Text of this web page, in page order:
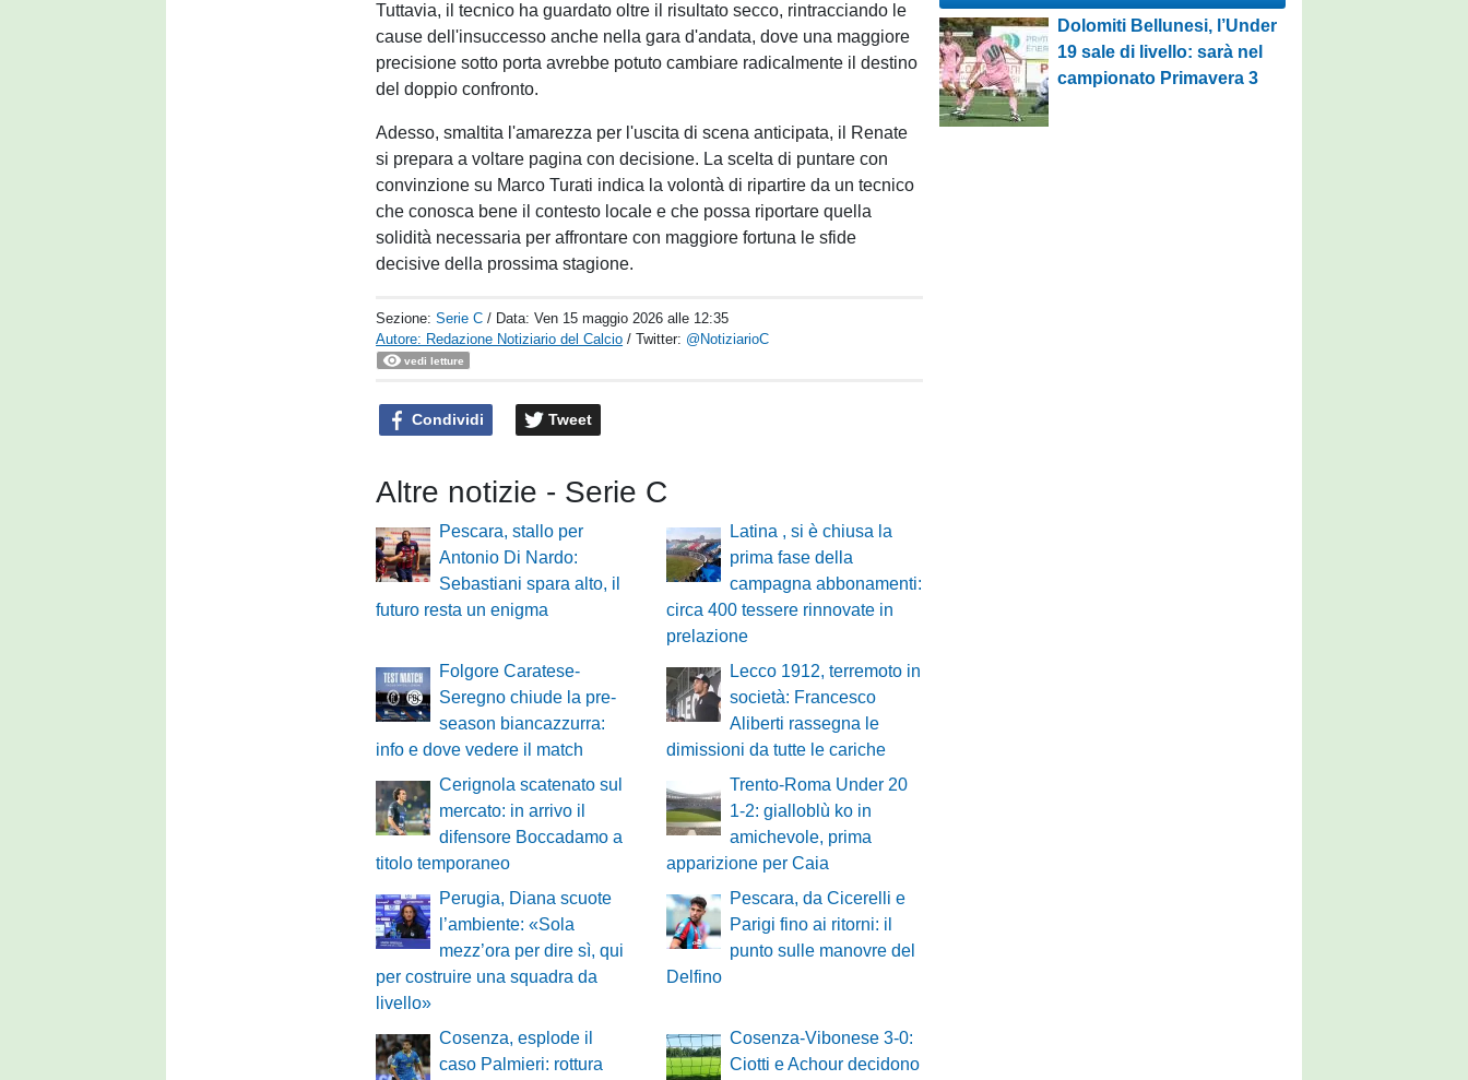
Tuttavia, il tecnico ha guardato oltre il risultato secco, rintracciando le
cause dell'insuccesso anche nella gara d'andata, dove una maggiore
precisione sotto porta avrebbe potuto cambiare radicalmente il destino
del doppio confronto.
Adesso, smaltita l'amarezza per l'uscita di scena anticipata, il Renate
si prepara a voltare pagina con decisione. La scelta di puntare con
convinzione su Marco Turati indica la volontà di ripartire da un tecnico
che conosca bene il contesto locale e che possa riportare quella
solidità necessaria per affrontare con maggiore fortuna le sfide
decisive della prossima stagione.
Sezione:Serie C / Data:Ven 15 maggio 2026 alle 12:35
Autore: Redazione Notiziario del Calcio / Twitter: @NotiziarioC
vedi letture
Condividi Tweet
Altre notizie - Serie C
Pescara, stallo per
Antonio Di Nardo:
Sebastiani spara alto, il
futuro resta un enigma
Latina , si è chiusa la
prima fase della
campagna abbonamenti:
circa 400 tessere rinnovate in
prelazione
Folgore Caratese-
Seregno chiude la pre-
season biancazzurra:
info e dove vedere il match
Lecco 1912, terremoto in
società: Francesco
Aliberti rassegna le
dimissioni da tutte le cariche
Cerignola scatenato sul
mercato: in arrivo il
difensore Boccadamo a
titolo temporaneo
Trento-Roma Under 20
1-2: gialloblù ko in
amichevole, prima
apparizione per Caia
Perugia, Diana scuote
l’ambiente: «Sola
mezz’ora per dire sì, qui
per costruire una squadra da
livello»
Pescara, da Cicerelli e
Parigi fino ai ritorni: il
punto sulle manovre del
Delfino
Cosenza, esplode il
caso Palmieri: rottura
Cosenza-Vibonese 3-0:
Ciotti e Achour decidono
Dolomiti Bellunesi, l’Under
19 sale di livello: sarà nel
campionato Primavera 3